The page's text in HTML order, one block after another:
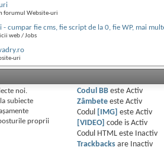
forumul Website-uri
cumpar fie cms, fie script de la 0, fie WP, mai
web / Jobs
uri
noi.
subiecte
proprii
Codul BBeste Activ
Zâmbeteeste Activ
Codul
[IMG] este Activ
[VIDEO] code is Activ
Codul HTML este
Inactiv
Trackbacksare
Inactiv